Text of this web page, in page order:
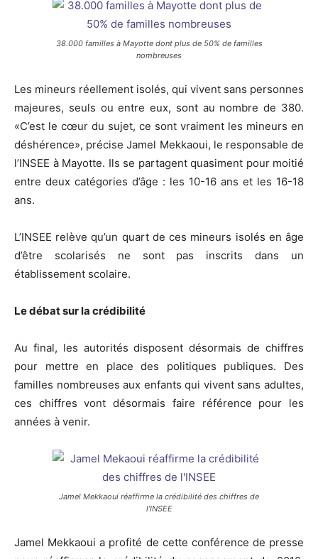
38.000 familles à Mayotte dont plus de 50% de familles
nombreuses
Les mineurs réellement isolés, qui vivent sans personnes
majeures, seuls ou entre eux, sont au nombre de 380.
«C’est le cœur du sujet, ce sont vraiment les mineurs en
déshérence», précise Jamel Mekkaoui, le responsable de
l’INSEE à Mayotte. Ils se partagent quasiment pour moitié
entre deux catégories d’âge : les 10-16 ans et les 16-18
ans.
L’INSEE relève qu’un quart de ces mineurs isolés en âge
d’être scolarisés ne sont pas inscrits dans un
établissement scolaire.
Le débat sur la crédibilité
Au final, les autorités disposent désormais de chiffres
pour mettre en place des politiques publiques. Des
familles nombreuses aux enfants qui vivent sans adultes,
ces chiffres vont désormais faire référence pour les
années à venir.
Jamel Mekkaoui réaffirme la crédibilité des chiffres de
l’INSEE
Jamel Mekkaoui a profité de cette conférence de presse